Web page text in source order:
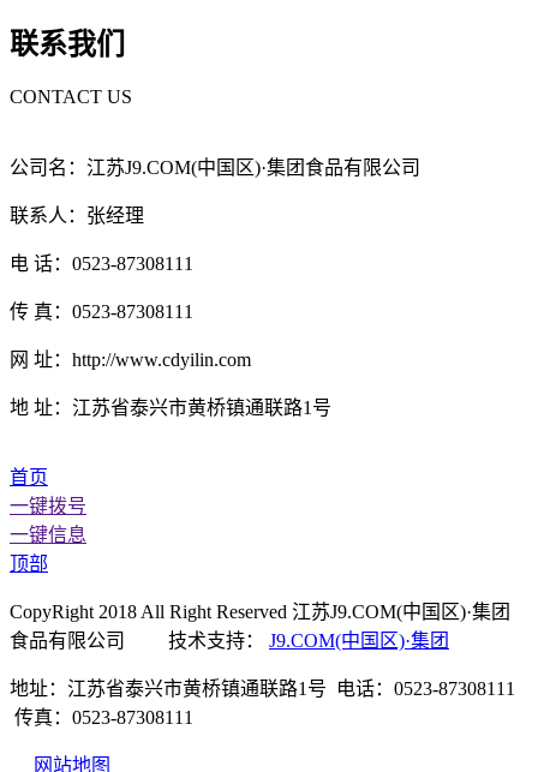
联系我们
CONTACT US
公司名：江苏J9.COM(中国区)·集团食品有限公司
联系人：张经理
电 话：0523-87308111
传 真：0523-87308111
网 址：http://www.cdyilin.com
地 址：江苏省泰兴市黄桥镇通联路1号
首页
一键拨号
一键信息
顶部
CopyRight 2018 All Right Reserved 江苏J9.COM(中国区)·集团
食品有限公司 技术支持： J9.COM(中国区)·集团
地址：江苏省泰兴市黄桥镇通联路1号 电话：0523-87308111
传真：0523-87308111
网站地图